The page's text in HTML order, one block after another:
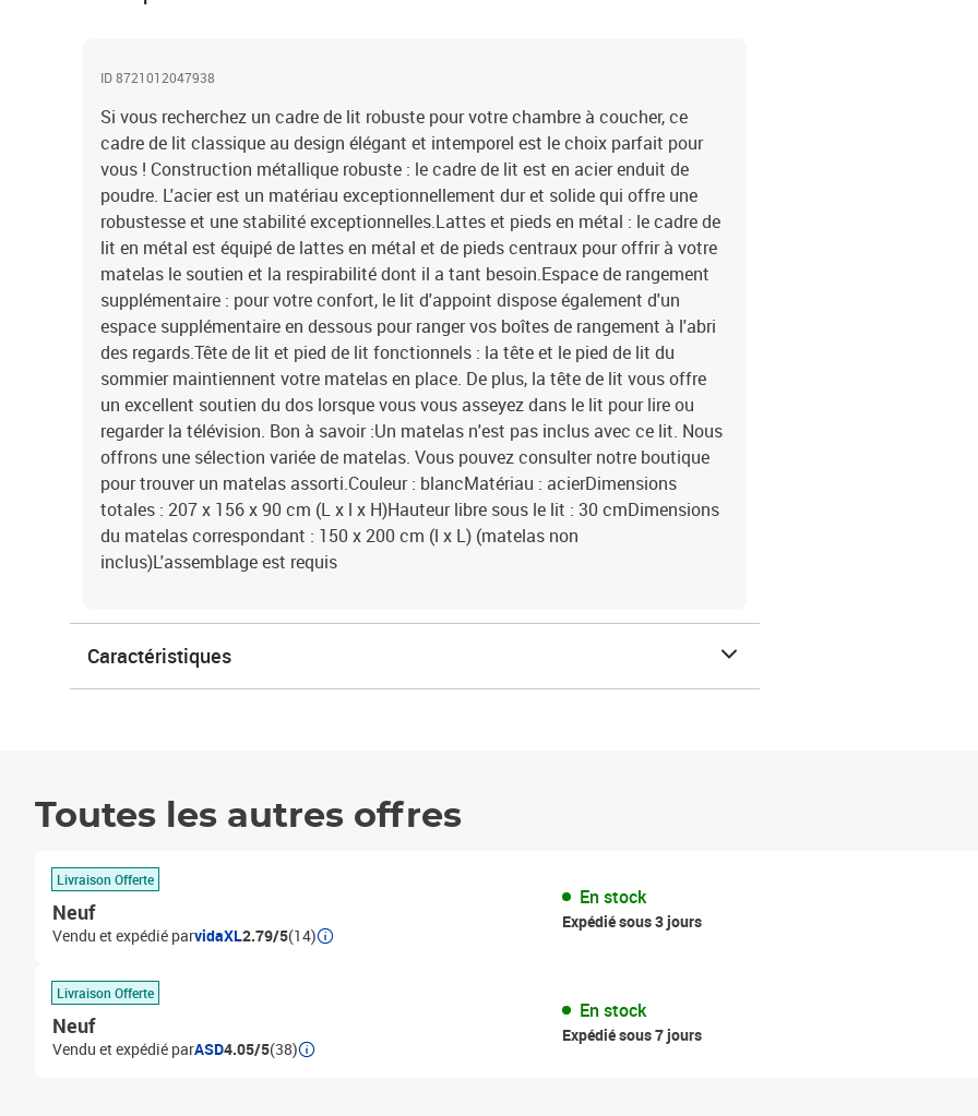
ID 8721012047938
Si vous recherchez un cadre de lit robuste pour votre chambre à coucher, ce
cadre de lit classique au design élégant et intemporel est le choix parfait pour
vous ! Construction métallique robuste : le cadre de lit est en acier enduit de
poudre. L'acier est un matériau exceptionnellement dur et solide qui offre une
robustesse et une stabilité exceptionnelles.Lattes et pieds en métal : le cadre de
lit en métal est équipé de lattes en métal et de pieds centraux pour offrir à votre
matelas le soutien et la respirabilité dont il a tant besoin.Espace de rangement
supplémentaire : pour votre confort, le lit d'appoint dispose également d'un
espace supplémentaire en dessous pour ranger vos boîtes de rangement à l'abri
des regards.Tête de lit et pied de lit fonctionnels : la tête et le pied de lit du
sommier maintiennent votre matelas en place. De plus, la tête de lit vous offre
un excellent soutien du dos lorsque vous vous asseyez dans le lit pour lire ou
regarder la télévision. Bon à savoir :Un matelas n'est pas inclus avec ce lit. Nous
offrons une sélection variée de matelas. Vous pouvez consulter notre boutique
pour trouver un matelas assorti.Couleur : blancMatériau : acierDimensions
totales : 207 x 156 x 90 cm (L x l x H)Hauteur libre sous le lit : 30 cmDimensions
du matelas correspondant : 150 x 200 cm (l x L) (matelas non
inclus)L'assemblage est requis
Caractéristiques
Toutes les autres offres
Livraison Offerte
Neuf
Vendu et expédié parvidaXL2.79/5(14)
En stock
Expédié sous 3 jours
Livraison Offerte
Neuf
Vendu et expédié parASD4.05/5(38)
En stock
Expédié sous 7 jours